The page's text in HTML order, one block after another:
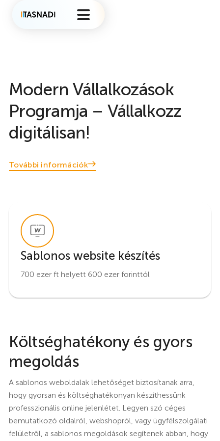
Modern Vállalkozások
Programja – Vállalkozz
digitálisan!
További információk
Sablonos website készítés
700 ezer ft helyett 600 ezer forinttól
Költséghatékony és gyors
megoldás
A sablonos weboldalak lehetőséget biztosítanak arra,
hogy gyorsan és költséghatékonyan készíthessünk
professzionális online jelenlétet. Legyen szó céges
bemutatkozó oldalról, webshopról, vagy ügyfélszolgálati
felületről, a sablonos megoldások segítenek abban, hogy